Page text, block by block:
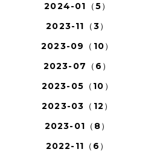
2024-01（5）
2023-11（3）
2023-09（10）
2023-07（6）
2023-05（10）
2023-03（12）
2023-01（8）
2022-11（6）